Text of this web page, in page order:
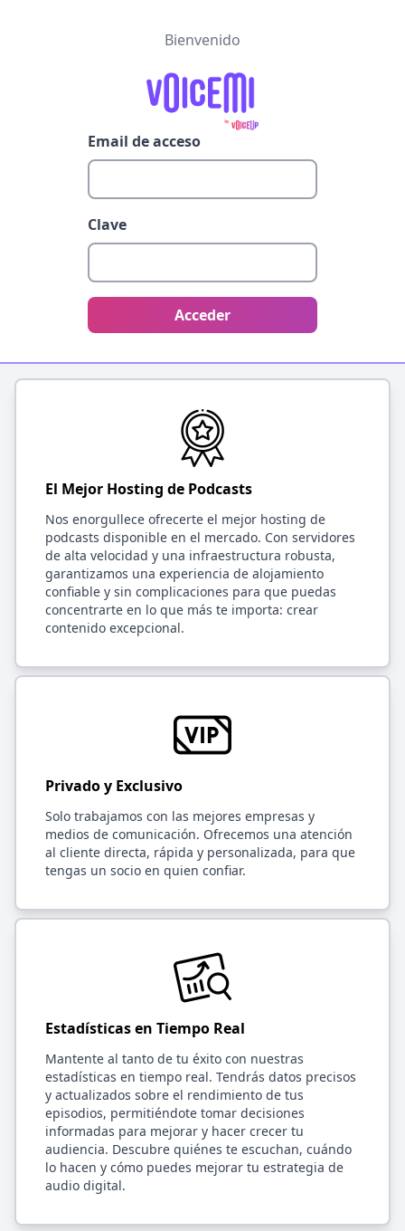
Bienvenido
Email de acceso
Clave
Acceder
El Mejor Hosting de Podcasts
Nos enorgullece ofrecerte el mejor hosting de
podcasts disponible en el mercado. Con servidores
de alta velocidad y una infraestructura robusta,
garantizamos una experiencia de alojamiento
confiable y sin complicaciones para que puedas
concentrarte en lo que más te importa: crear
contenido excepcional.
Privado y Exclusivo
Solo trabajamos con las mejores empresas y
medios de comunicación. Ofrecemos una atención
al cliente directa, rápida y personalizada, para que
tengas un socio en quien confiar.
Estadísticas en Tiempo Real
Mantente al tanto de tu éxito con nuestras
estadísticas en tiempo real. Tendrás datos precisos
y actualizados sobre el rendimiento de tus
episodios, permitiéndote tomar decisiones
informadas para mejorar y hacer crecer tu
audiencia. Descubre quiénes te escuchan, cuándo
lo hacen y cómo puedes mejorar tu estrategia de
audio digital.